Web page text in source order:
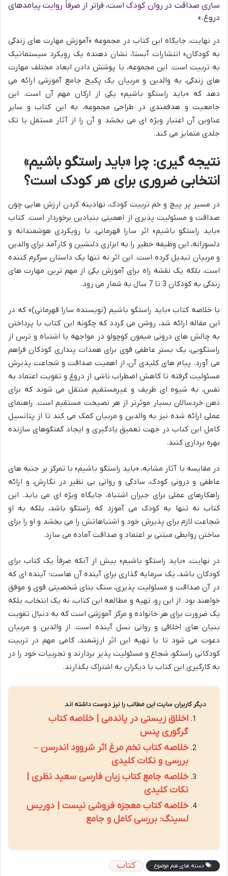
سازی صداقت در روان کودک است، فراتر از صرفاً روایت پیامدهای
دروغ.»
در نهایت، جایگاه این کتاب در مجموعه «آموزش مهارت های زندگی
به کودکان» انتشارات آبستا، نشان دهنده یک رویکرد سیستماتیک
به تربیت است. این مجموعه، با پوشش دادن ابعاد مختلف مهارت
های زندگی، به والدین و مربیان یک پکیج جامع آموزشی ارائه می
دهد که «باید راستگو باشیم» یکی از ارکان مهم آن است. این
جامعیت و هدفمندی در طراحی مجموعه، به این کتاب و سایر
عناوین آن اعتبار ویژه ای می بخشد و آن را از آثار مستقل یا تک
جلدی متمایز می کند.
نتیجه گیری: چرا «باید راستگو باشیم»
انتخابی ضروری برای هر کودک است؟
در مسیر پر پیچ و خم تربیت کودک، نهادینه کردن ارزش هایی چون
صداقت و مسئولیت پذیری از اهمیتی بنیادین برخوردار است. کتاب
«باید راستگو باشیم» اثر سارا قهرمانی، با رویکردی هوشمندانه و
دلسوزانه، این وظیفه خطیر را به ابزاری دلنشین و کارآمد برای والدین
و مربیان تبدیل کرده است. این اثر نه تنها یک داستان سرگرم کننده
است، بلکه یک نقشه راه برای آموزش یکی از مهم ترین مهارت های
زندگی به کودکان 3 تا 7 سال به شمار می رود.
با خلاصه کتاب «باید راستگو باشیم (نویسنده سارا قهرمانی)» که در
این مقاله ارائه شد، روشن می گردد که چگونه این کتاب با پرداختن
به چالش های درونی میمون کوچولو در مواجهه با اشتباه و ترس از
راستگویی، یک بستر عاطفی قوی برای همذات پنداری کودکان فراهم
می آورد. پیام های کلیدی آن، از اهمیت صداقت و شجاعت پذیرش
مسئولیت گرفته تا کاهش اضطراب ناشی از دروغ و تقویت اعتماد به
نفس، به شیوه ای ظریف و غیرمستقیم منتقل می شوند که برای
ذهن خردسالان بسیار موثرتر از هر نصیحت مستقیم است. راهنمای
عملی ارائه شده نیز به والدین و مربیان کمک می کند تا از پتانسیل
کامل این کتاب در جهت تعمیق یادگیری و ایجاد گفتگوهای سازنده
بهره برداری کنند.
در مقایسه با آثار مشابه، «باید راستگو باشیم» با تمرکز بر جنبه های
عاطفی و درونی کودک، سادگی و روانی بی نظیر در نگارش، و ارائه
راهکارهای عملی برای جبران اشتباه، جایگاه ویژه ای می یابد. این
کتاب نه تنها به کودک می آموزد که راستگو باشد، بلکه به او
شجاعت لازم برای پذیرش خود و اشتباهاتش را می بخشد و او را برای
ساختن روابطی مبتنی بر اعتماد و صداقت آماده می سازد.
در نهایت، «باید راستگو باشیم» بیش از آنکه صرفاً یک کتاب برای
کودکان باشد، یک سرمایه گذاری برای آینده آن هاست؛ آینده ای که
در آن صداقت و مسئولیت پذیری، سنگ بنای شخصیتی قوی و موفق
خواهند بود. از این رو، تهیه و مطالعه این کتاب، نه یک انتخاب، بلکه
یک ضرورت برای هر خانواده و مرکز آموزشی است که به دنبال تقویت
بنیان های اخلاقی و روانی نسل آینده است. از والدین و مربیان
دعوت می شود تا با تهیه این اثر ارزشمند، گامی مهم در تربیت
کودکانی راستگو، شجاع و مسئولیت پذیر بردارند و تجربیات خود را در
به کارگیری این کتاب با دیگران به اشتراک بگذارند.
دیگر کاربران سایت این مطالب را نیز دوست داشته اند
اخلاق زیستی در پاندمی | خلاصه کتاب
گرگوری پنس
خلاصه کتاب تخم مرغ اثر شروود اندرسن –
بررسی و نکات کلیدی
خلاصه جامع کتاب زبان فارسی سعید نظری |
نکات کلیدی
خلاصه کتاب معجزه فروشی نیست | دوریس
لسینگ: بررسی کامل و جامع
دسته های هم موضوع کتاب